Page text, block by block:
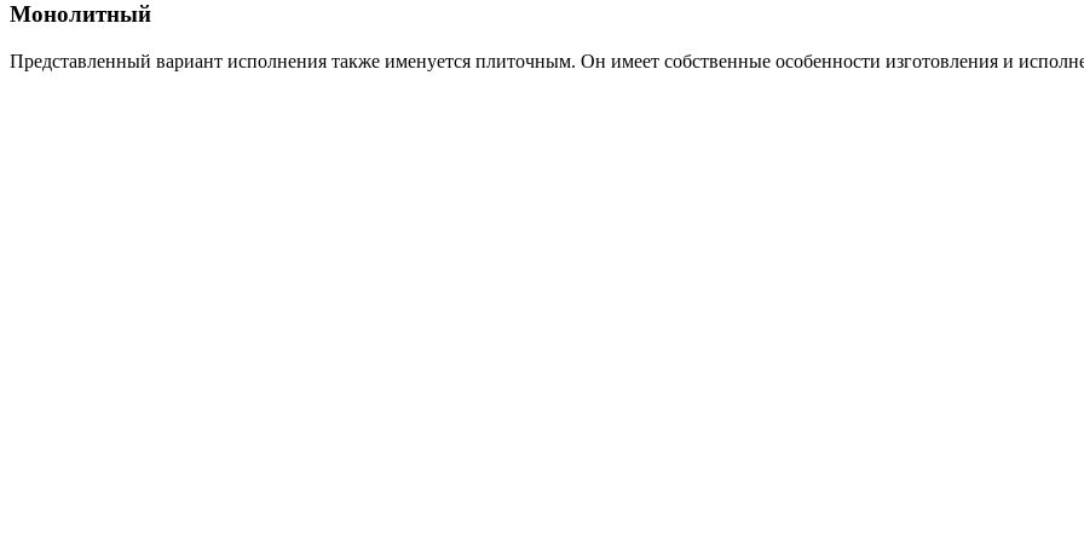
Монолитный
Представленный вариант исполнения также именуется плиточным. Он имеет собственные особенности изготовления и